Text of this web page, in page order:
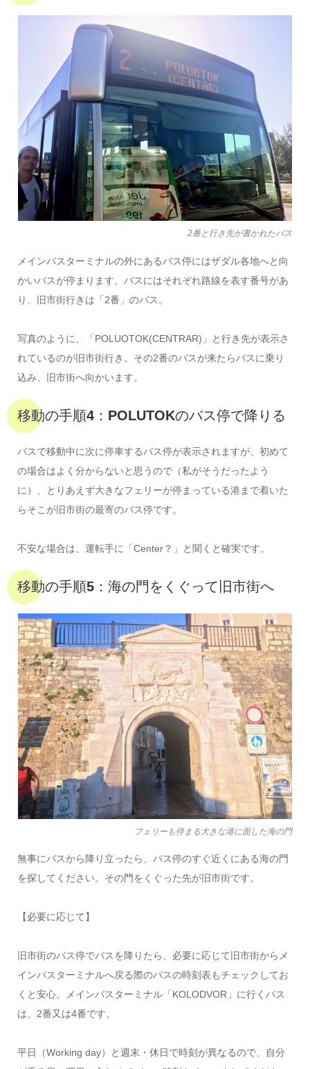
2番と行き先が書かれたバス
メインバスターミナルの外にあるバス停にはザダル各地へと向
かいバスが停まります。バスにはそれぞれ路線を表す番号があ
り、旧市街行きは「2番」のバス。
写真のように、「POLUOTOK(CENTRAR)」と行き先が表示さ
れているのが旧市街行き。その2番のバスが来たらバスに乗り
込み、旧市街へ向かいます。
移動の手順4：POLUTOKのバス停で降りる
バスで移動中に次に停車するバス停が表示されますが、初めて
の場合はよく分からないと思うので（私がそうだったよう
に）、とりあえず大きなフェリーが停まっている港まで着いた
らそこが旧市街の最寄のバス停です。
不安な場合は、運転手に「Center？」と聞くと確実です。
移動の手順5：海の門をくぐって旧市街へ
フェリーも停まる大きな港に面した海の門
無事にバスから降り立ったら、バス停のすぐ近くにある海の門
を探してください。その門をくぐった先が旧市街です。
【必要に応じて】
旧市街のバス停でバスを降りたら、必要に応じて旧市街からメ
インバスターミナルへ戻る際のバスの時刻表もチェックしてお
くと安心。メインバスターミナル「KOLODVOR」に行くバス
は、2番又は4番です。
平日（Working day）と週末・休日で時刻が異なるので、自分